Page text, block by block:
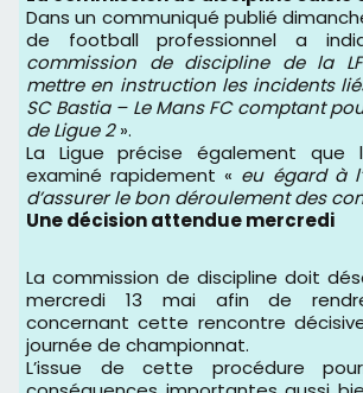
Dans un communiqué publié
de football professionnel a
commission de discipline de la
mettre en instruction les incidents
SC Bastia – Le Mans FC comptant
de Ligue 2».
La Ligue précise également que
examiné rapidement « eu égard à
d’assurer le bon déroulement des
Une décision attendue mercredi
La commission de discipline doit
mercredi 13 mai afin de
concernant cette rencontre
journée de championnat.
L’issue de cette procédure